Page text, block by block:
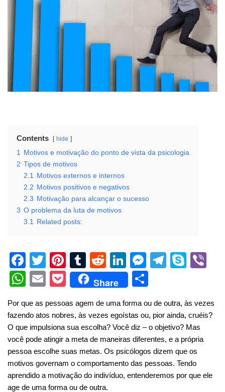
Contents hide
1
Motivos e motivação do ponto de vista da psicologia
2 Tipos de motivos
2.1
Motivos externos e internos
2.2 Motivos positivos e negativos
2.3 Motivação para alcançar o sucesso
3 O problema da luta de motivos
3.1
Related posts:
F
a
c
e
b
o
o
k
T
wi
tt
er
Pi
nt
er
e
st
T
u
m
bl
r
R
e
d
di
t
Li
n
k
e
dI
n
M
e
ss
e
n
g
er
T
gr
a
m
S
e
W
at
s
A
p
p
E
ail
P
ck
et
Share
ar
e
Por que as pessoas agem de uma forma ou de outra, às vezes
fazendo atos nobres, às vezes egoístas ou, pior ainda, cruéis?
O que impulsiona sua escolha? Você diz – o objetivo? Mas
você pode atingir a meta de maneiras diferentes, e a própria
pessoa escolhe suas metas. Os psicólogos dizem que os
motivos governam o comportamento das pessoas. Tendo
aprendido a motivação do indivíduo, entenderemos por que ele
age de uma forma ou de outra.